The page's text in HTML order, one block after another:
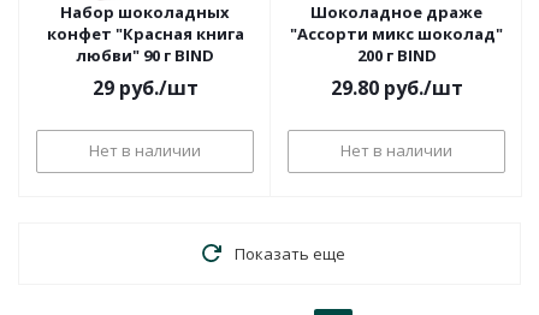
Набор шоколадных
конфет "Красная книга
любви" 90 г BIND
29руб./шт
Нет в наличии
Шоколадное драже
"Ассорти микс шоколад"
200 г BIND
29.80руб./шт
Нет в наличии
Показать еще